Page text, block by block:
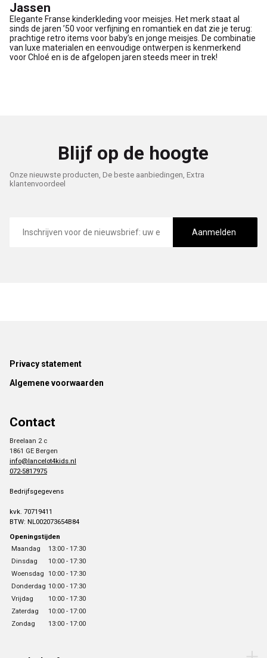
Jassen
Elegante Franse kinderkleding voor meisjes. Het merk staat al
sinds de jaren ’50 voor verfijning en romantiek en dat zie je terug:
prachtige retro items voor baby’s en jonge meisjes. De combinatie
van luxe materialen en eenvoudige ontwerpen is kenmerkend
voor Chloé en is de afgelopen jaren steeds meer in trek!
Blijf op de hoogte
Onze nieuwste producten, De beste aanbiedingen, Extra
klantenvoordeel
mailadres
Aanmelden
Footer
Privacy statement
Algemene voorwaarden
Contact
Breelaan 2 c
1861 GE Bergen
info@lancelot4kids.nl
072-5817975
Bedrijfsgegevens
kvk. 70719411
BTW: NL002073654B84
Openingstijden
Maandag
13:00 - 17:30
Dinsdag
10:00 - 17:30
Woensdag 10:00 - 17:30
Donderdag 10:00 - 17:30
Vrijdag
10:00 - 17:30
Zaterdag
10:00 - 17:00
Zondag
13:00 - 17:00